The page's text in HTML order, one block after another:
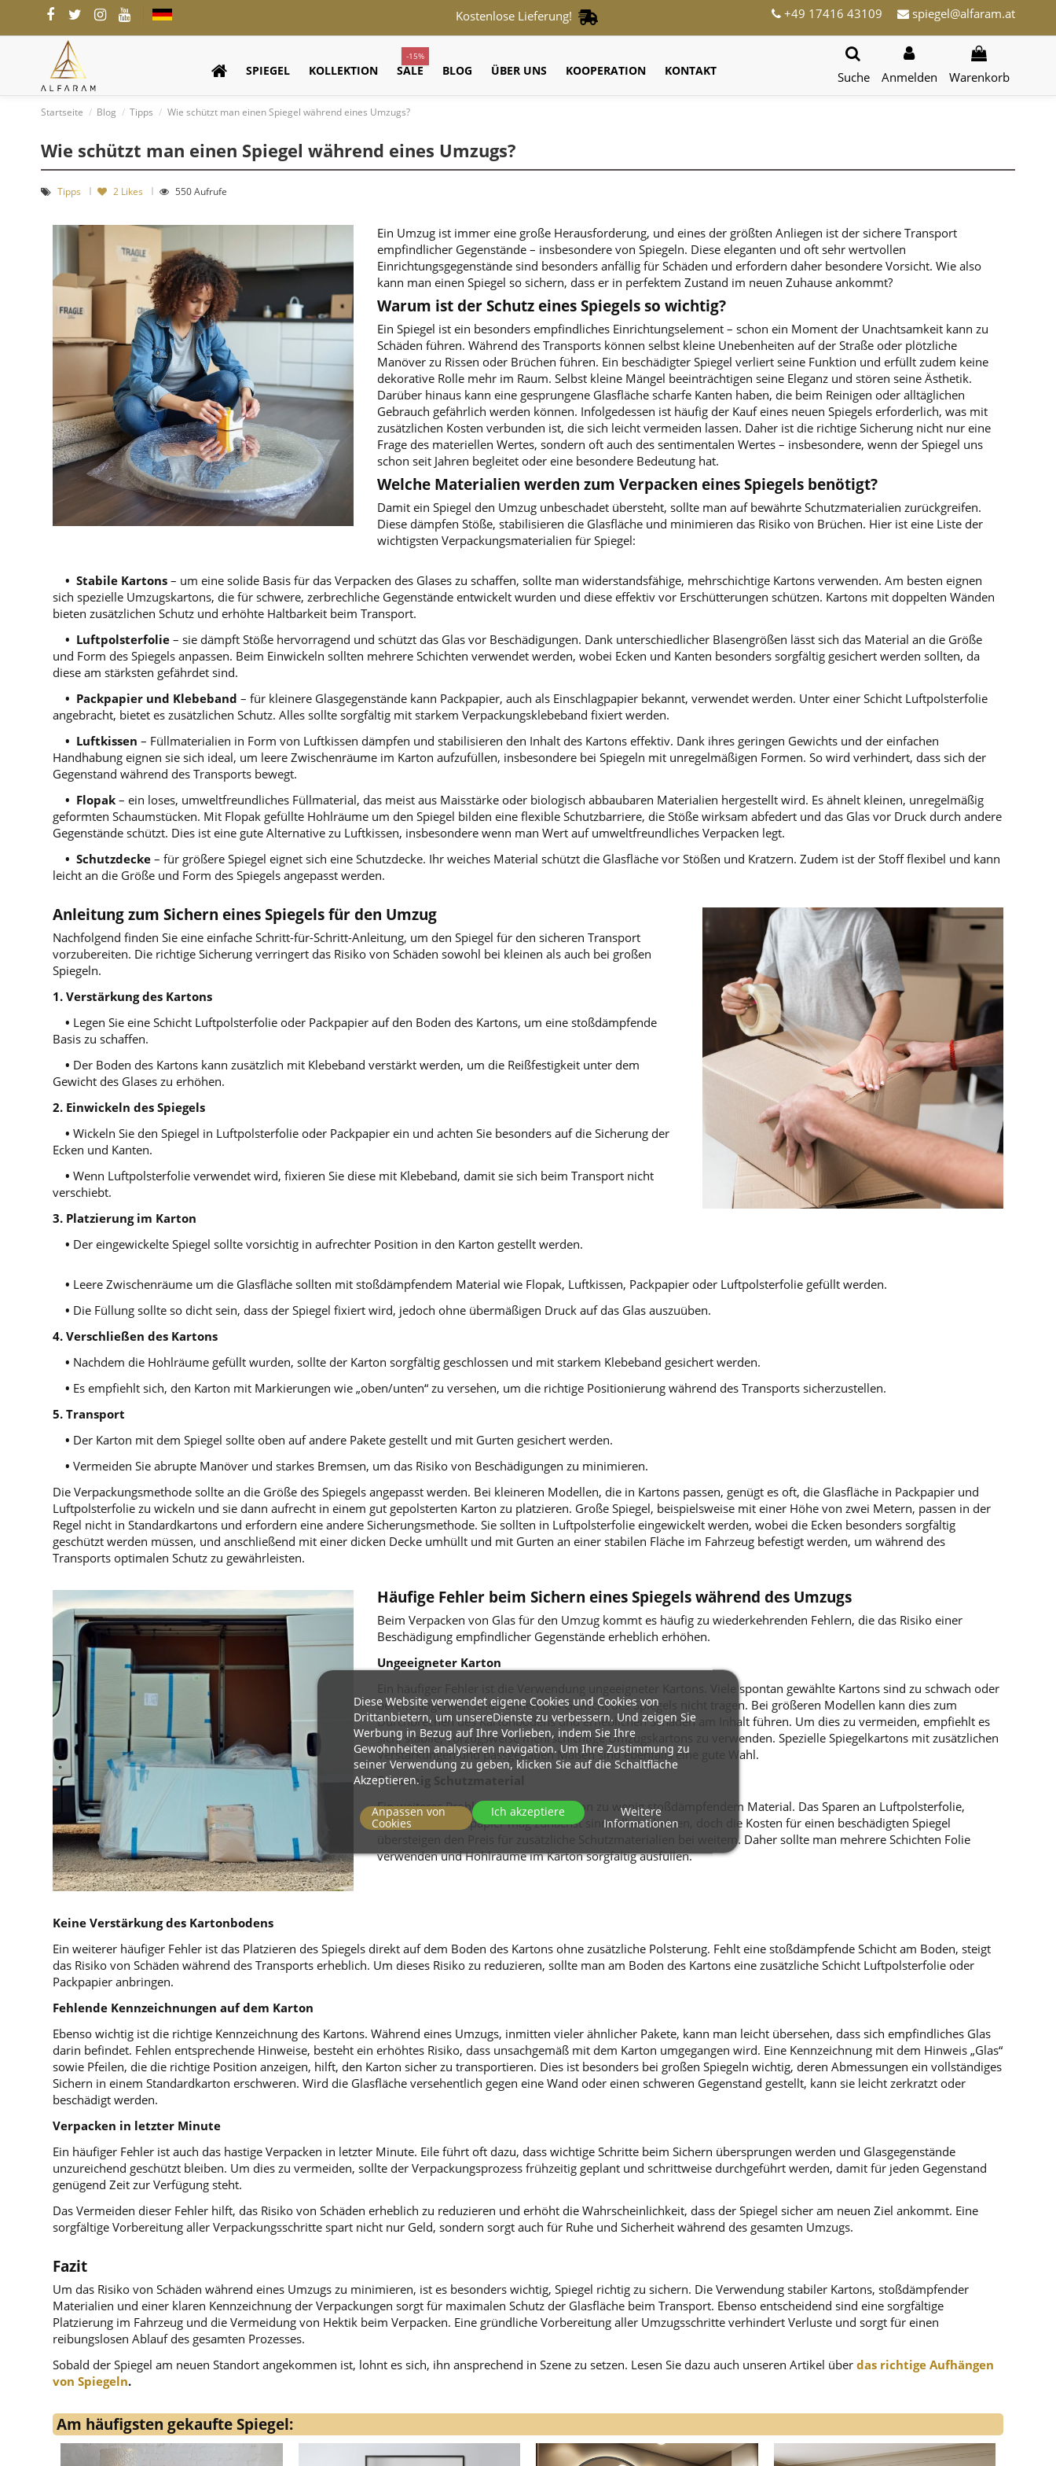
Kostenlose Lieferung! +49 17416 43109 spiegel@alfaram.at
SPIEGEL KOLLEKTION SALE
-15%
BLOG ÜBER UNS KOOPERATION KONTAKT Suche Anmelden Warenkorb
Startseite Blog Tipps Wie schützt man einen Spiegel während eines Umzugs?
Wie schützt man einen Spiegel während eines Umzugs?
Tipps 2 Likes 550 Aufrufe
Ein Umzug ist immer eine große Herausforderung, und eines der größten Anliegen ist der sichere Transport
empfindlicher Gegenstände – insbesondere von Spiegeln. Diese eleganten und oft sehr wertvollen
Einrichtungsgegenstände sind besonders anfällig für Schäden und erfordern daher besondere Vorsicht. Wie also
kann man einen Spiegel so sichern, dass er in perfektem Zustand im neuen Zuhause ankommt?
Warum ist der Schutz eines Spiegels so wichtig?
Ein Spiegel ist ein besonders empfindliches Einrichtungselement – schon ein Moment der Unachtsamkeit kann zu
Schäden führen. Während des Transports können selbst kleine Unebenheiten auf der Straße oder plötzliche
Manöver zu Rissen oder Brüchen führen. Ein beschädigter Spiegel verliert seine Funktion und erfüllt zudem keine
dekorative Rolle mehr im Raum. Selbst kleine Mängel beeinträchtigen seine Eleganz und stören seine Ästhetik.
Darüber hinaus kann eine gesprungene Glasfläche scharfe Kanten haben, die beim Reinigen oder alltäglichen
Gebrauch gefährlich werden können. Infolgedessen ist häufig der Kauf eines neuen Spiegels erforderlich, was mit
zusätzlichen Kosten verbunden ist, die sich leicht vermeiden lassen. Daher ist die richtige Sicherung nicht nur eine
Frage des materiellen Wertes, sondern oft auch des sentimentalen Wertes – insbesondere, wenn der Spiegel uns
schon seit Jahren begleitet oder eine besondere Bedeutung hat.
Welche Materialien werden zum Verpacken eines Spiegels benötigt?
Damit ein Spiegel den Umzug unbeschadet übersteht, sollte man auf bewährte Schutzmaterialien zurückgreifen.
Diese dämpfen Stöße, stabilisieren die Glasfläche und minimieren das Risiko von Brüchen. Hier ist eine Liste der
wichtigsten Verpackungsmaterialien für Spiegel:
• Stabile Kartons – um eine solide Basis für das Verpacken des Glases zu schaffen, sollte man widerstandsfähige, mehrschichtige Kartons verwenden. Am besten eignen
sich spezielle Umzugskartons, die für schwere, zerbrechliche Gegenstände entwickelt wurden und diese effektiv vor Erschütterungen schützen. Kartons mit doppelten Wänden
bieten zusätzlichen Schutz und erhöhte Haltbarkeit beim Transport.
• Luftpolsterfolie – sie dämpft Stöße hervorragend und schützt das Glas vor Beschädigungen. Dank unterschiedlicher Blasengrößen lässt sich das Material an die Größe
und Form des Spiegels anpassen. Beim Einwickeln sollten mehrere Schichten verwendet werden, wobei Ecken und Kanten besonders sorgfältig gesichert werden sollten, da
diese am stärksten gefährdet sind.
• Packpapier und Klebeband – für kleinere Glasgegenstände kann Packpapier, auch als Einschlagpapier bekannt, verwendet werden. Unter einer Schicht Luftpolsterfolie
angebracht, bietet es zusätzlichen Schutz. Alles sollte sorgfältig mit starkem Verpackungsklebeband fixiert werden.
• Luftkissen – Füllmaterialien in Form von Luftkissen dämpfen und stabilisieren den Inhalt des Kartons effektiv. Dank ihres geringen Gewichts und der einfachen
Handhabung eignen sie sich ideal, um leere Zwischenräume im Karton aufzufüllen, insbesondere bei Spiegeln mit unregelmäßigen Formen. So wird verhindert, dass sich der
Gegenstand während des Transports bewegt.
• Flopak – ein loses, umweltfreundliches Füllmaterial, das meist aus Maisstärke oder biologisch abbaubaren Materialien hergestellt wird. Es ähnelt kleinen, unregelmäßig
geformten Schaumstücken. Mit Flopak gefüllte Hohlräume um den Spiegel bilden eine flexible Schutzbarriere, die Stöße wirksam abfedert und das Glas vor Druck durch andere
Gegenstände schützt. Dies ist eine gute Alternative zu Luftkissen, insbesondere wenn man Wert auf umweltfreundliches Verpacken legt.
• Schutzdecke – für größere Spiegel eignet sich eine Schutzdecke. Ihr weiches Material schützt die Glasfläche vor Stößen und Kratzern. Zudem ist der Stoff flexibel und kann
leicht an die Größe und Form des Spiegels angepasst werden.
Anleitung zum Sichern eines Spiegels für den Umzug
Nachfolgend finden Sie eine einfache Schritt-für-Schritt-Anleitung, um den Spiegel für den sicheren Transport
vorzubereiten. Die richtige Sicherung verringert das Risiko von Schäden sowohl bei kleinen als auch bei großen
Spiegeln.
1. Verstärkung des Kartons
• Legen Sie eine Schicht Luftpolsterfolie oder Packpapier auf den Boden des Kartons, um eine stoßdämpfende
Basis zu schaffen.
• Der Boden des Kartons kann zusätzlich mit Klebeband verstärkt werden, um die Reißfestigkeit unter dem
Gewicht des Glases zu erhöhen.
2. Einwickeln des Spiegels
• Wickeln Sie den Spiegel in Luftpolsterfolie oder Packpapier ein und achten Sie besonders auf die Sicherung der
Ecken und Kanten.
• Wenn Luftpolsterfolie verwendet wird, fixieren Sie diese mit Klebeband, damit sie sich beim Transport nicht
verschiebt.
3. Platzierung im Karton
• Der eingewickelte Spiegel sollte vorsichtig in aufrechter Position in den Karton gestellt werden.
• Leere Zwischenräume um die Glasfläche sollten mit stoßdämpfendem Material wie Flopak, Luftkissen, Packpapier oder Luftpolsterfolie gefüllt werden.
• Die Füllung sollte so dicht sein, dass der Spiegel fixiert wird, jedoch ohne übermäßigen Druck auf das Glas auszuüben.
4. Verschließen des Kartons
• Nachdem die Hohlräume gefüllt wurden, sollte der Karton sorgfältig geschlossen und mit starkem Klebeband gesichert werden.
• Es empfiehlt sich, den Karton mit Markierungen wie „oben/unten“ zu versehen, um die richtige Positionierung während des Transports sicherzustellen.
5. Transport
• Der Karton mit dem Spiegel sollte oben auf andere Pakete gestellt und mit Gurten gesichert werden.
• Vermeiden Sie abrupte Manöver und starkes Bremsen, um das Risiko von Beschädigungen zu minimieren.
Die Verpackungsmethode sollte an die Größe des Spiegels angepasst werden. Bei kleineren Modellen, die in Kartons passen, genügt es oft, die Glasfläche in Packpapier und
Luftpolsterfolie zu wickeln und sie dann aufrecht in einem gut gepolsterten Karton zu platzieren. Große Spiegel, beispielsweise mit einer Höhe von zwei Metern, passen in der
Regel nicht in Standardkartons und erfordern eine andere Sicherungsmethode. Sie sollten in Luftpolsterfolie eingewickelt werden, wobei die Ecken besonders sorgfältig
geschützt werden müssen, und anschließend mit einer dicken Decke umhüllt und mit Gurten an einer stabilen Fläche im Fahrzeug befestigt werden, um während des
Transports optimalen Schutz zu gewährleisten.
Häufige Fehler beim Sichern eines Spiegels während des Umzugs
Beim Verpacken von Glas für den Umzug kommt es häufig zu wiederkehrenden Fehlern, die das Risiko einer
Beschädigung empfindlicher Gegenstände erheblich erhöhen.
Ungeeigneter Karton
Ein häufiger Fehler ist die Verwendung ungeeigneter Kartons. Viele spontan gewählte Kartons sind zu schwach oder
bereits abgenutzt und können das Gewicht des Spiegels nicht tragen. Bei größeren Modellen kann dies zum
Durchbrechen des Kartonbodens und erheblichen Schäden am Inhalt führen. Um dies zu vermeiden, empfiehlt es
sich, stabile, vorzugsweise mehrschichtige Umzugskartons zu verwenden. Spezielle Spiegelkartons mit zusätzlichen
Verstärkungen und passgenauen Maßen sind ebenfalls eine gute Wahl.
Zu wenig Schutzmaterial
Ein weiteres Problem ist der Einsatz von zu wenig stoßdämpfendem Material. Das Sparen an Luftpolsterfolie,
Flopak oder Packpapier mag zunächst sinnvoll erscheinen, doch die Kosten für einen beschädigten Spiegel
übersteigen den Preis für zusätzliche Schutzmaterialien bei weitem. Daher sollte man mehrere Schichten Folie
verwenden und Hohlräume im Karton sorgfältig ausfüllen.
Keine Verstärkung des Kartonbodens
Ein weiterer häufiger Fehler ist das Platzieren des Spiegels direkt auf dem Boden des Kartons ohne zusätzliche Polsterung. Fehlt eine stoßdämpfende Schicht am Boden, steigt
das Risiko von Schäden während des Transports erheblich. Um dieses Risiko zu reduzieren, sollte man am Boden des Kartons eine zusätzliche Schicht Luftpolsterfolie oder
Packpapier anbringen.
Fehlende Kennzeichnungen auf dem Karton
Ebenso wichtig ist die richtige Kennzeichnung des Kartons. Während eines Umzugs, inmitten vieler ähnlicher Pakete, kann man leicht übersehen, dass sich empfindliches Glas
darin befindet. Fehlen entsprechende Hinweise, besteht ein erhöhtes Risiko, dass unsachgemäß mit dem Karton umgegangen wird. Eine Kennzeichnung mit dem Hinweis „Glas“
sowie Pfeilen, die die richtige Position anzeigen, hilft, den Karton sicher zu transportieren. Dies ist besonders bei großen Spiegeln wichtig, deren Abmessungen ein vollständiges
Sichern in einem Standardkarton erschweren. Wird die Glasfläche versehentlich gegen eine Wand oder einen schweren Gegenstand gestellt, kann sie leicht zerkratzt oder
beschädigt werden.
Verpacken in letzter Minute
Ein häufiger Fehler ist auch das hastige Verpacken in letzter Minute. Eile führt oft dazu, dass wichtige Schritte beim Sichern übersprungen werden und Glasgegenstände
unzureichend geschützt bleiben. Um dies zu vermeiden, sollte der Verpackungsprozess frühzeitig geplant und schrittweise durchgeführt werden, damit für jeden Gegenstand
genügend Zeit zur Verfügung steht.
Das Vermeiden dieser Fehler hilft, das Risiko von Schäden erheblich zu reduzieren und erhöht die Wahrscheinlichkeit, dass der Spiegel sicher am neuen Ziel ankommt. Eine
sorgfältige Vorbereitung aller Verpackungsschritte spart nicht nur Geld, sondern sorgt auch für Ruhe und Sicherheit während des gesamten Umzugs.
Fazit
Um das Risiko von Schäden während eines Umzugs zu minimieren, ist es besonders wichtig, Spiegel richtig zu sichern. Die Verwendung stabiler Kartons, stoßdämpfender
Materialien und einer klaren Kennzeichnung der Verpackungen sorgt für maximalen Schutz der Glasfläche beim Transport. Ebenso entscheidend sind eine sorgfältige
Platzierung im Fahrzeug und die Vermeidung von Hektik beim Verpacken. Eine gründliche Vorbereitung aller Umzugsschritte verhindert Verluste und sorgt für einen
reibungslosen Ablauf des gesamten Prozesses.
Sobald der Spiegel am neuen Standort angekommen ist, lohnt es sich, ihn ansprechend in Szene zu setzen. Lesen Sie dazu auch unseren Artikel über das richtige Aufhängen
von Spiegeln.
Am häufigsten gekaufte Spiegel:
Diese Website verwendet eigene Cookies und Cookies von
Drittanbietern, um unsereDienste zu verbessern. Und zeigen Sie
Werbung in Bezug auf Ihre Vorlieben, indem Sie Ihre
Gewohnheiten analysieren navigation. Um Ihre Zustimmung zu
seiner Verwendung zu geben, klicken Sie auf die Schaltfläche
Akzeptieren.
Weitere
Informationen
Anpassen von
Cookies
Ich akzeptiere